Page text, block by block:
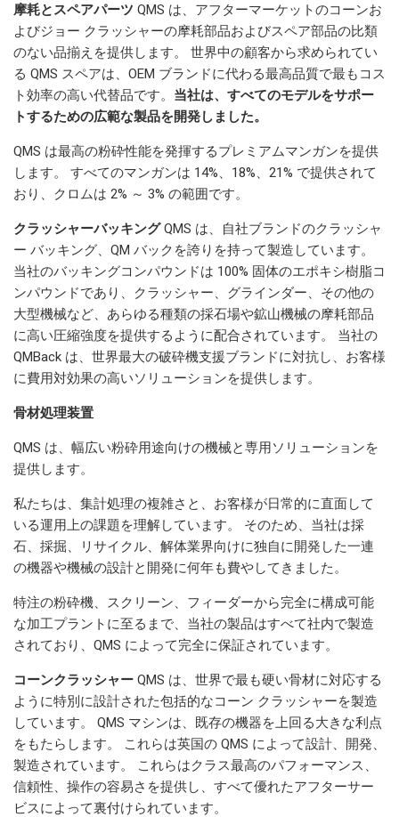
摩耗とスペアパーツ QMS は、アフターマーケットのコーンお
よびジョー クラッシャーの摩耗部品およびスペア部品の比類
のない品揃えを提供します。 世界中の顧客から求められてい
る QMS スペアは、OEM ブランドに代わる最高品質で最もコス
ト効率の高い代替品です。 当社は、すべてのモデルをサポー
トするための広範な製品を開発しました。
QMS は最高の粉砕性能を発揮するプレミアムマンガンを提供
します。 すべてのマンガンは 14%、18%、21% で提供されて
おり、クロムは 2% ～ 3% の範囲です。
クラッシャーバッキングQMS は、自社ブランドのクラッシャ
ー バッキング、QM バックを誇りを持って製造しています。
当社のバッキングコンパウンドは 100% 固体のエポキシ樹脂コ
ンパウンドであり、クラッシャー、グラインダー、その他の
大型機械など、あらゆる種類の採石場や鉱山機械の摩耗部品
に高い圧縮強度を提供するように配合されています。 当社の
QMBack は、世界最大の破砕機支援ブランドに対抗し、お客様
に費用対効果の高いソリューションを提供します。
骨材処理装置
QMS は、幅広い粉砕用途向けの機械と専用ソリューションを
提供します。
私たちは、集計処理の複雑さと、お客様が日常的に直面して
いる運用上の課題を理解しています。 そのため、当社は採
石、採掘、リサイクル、解体業界向けに独自に開発した一連
の機器や機械の設計と開発に何年も費やしてきました。
特注の粉砕機、スクリーン、フィーダーから完全に構成可能
な加工プラントに至るまで、当社の製品はすべて社内で製造
されており、QMS によって完全に保証されています。
コーンクラッシャー QMS は、世界で最も硬い骨材に対応する
ように特別に設計された包括的なコーン クラッシャーを製造
しています。 QMS マシンは、既存の機器を上回る大きな利点
をもたらします。 これらは英国の QMS によって設計、開発、
製造されています。 これらはクラス最高のパフォーマンス、
信頼性、操作の容易さを提供し、すべて優れたアフターサー
ビスによって裏付けられています。